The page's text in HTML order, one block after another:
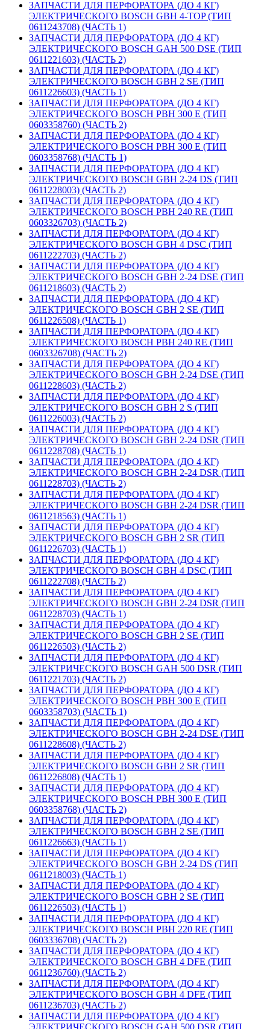
ЗАПЧАСТИ ДЛЯ ПЕРФОРАТОРА (ДО 4 КГ)
ЭЛЕКТРИЧЕСКОГО BOSCH GBH 4-TOP (ТИП
0611243708) (ЧАСТЬ 1)
ЗАПЧАСТИ ДЛЯ ПЕРФОРАТОРА (ДО 4 КГ)
ЭЛЕКТРИЧЕСКОГО BOSCH GAH 500 DSE (ТИП
0611221603) (ЧАСТЬ 2)
ЗАПЧАСТИ ДЛЯ ПЕРФОРАТОРА (ДО 4 КГ)
ЭЛЕКТРИЧЕСКОГО BOSCH GBH 2 SE (ТИП
0611226603) (ЧАСТЬ 1)
ЗАПЧАСТИ ДЛЯ ПЕРФОРАТОРА (ДО 4 КГ)
ЭЛЕКТРИЧЕСКОГО BOSCH PBH 300 E (ТИП
0603358760) (ЧАСТЬ 2)
ЗАПЧАСТИ ДЛЯ ПЕРФОРАТОРА (ДО 4 КГ)
ЭЛЕКТРИЧЕСКОГО BOSCH PBH 300 E (ТИП
0603358768) (ЧАСТЬ 1)
ЗАПЧАСТИ ДЛЯ ПЕРФОРАТОРА (ДО 4 КГ)
ЭЛЕКТРИЧЕСКОГО BOSCH GBH 2-24 DS (ТИП
0611228003) (ЧАСТЬ 2)
ЗАПЧАСТИ ДЛЯ ПЕРФОРАТОРА (ДО 4 КГ)
ЭЛЕКТРИЧЕСКОГО BOSCH PBH 240 RE (ТИП
0603326703) (ЧАСТЬ 2)
ЗАПЧАСТИ ДЛЯ ПЕРФОРАТОРА (ДО 4 КГ)
ЭЛЕКТРИЧЕСКОГО BOSCH GBH 4 DSC (ТИП
0611222703) (ЧАСТЬ 2)
ЗАПЧАСТИ ДЛЯ ПЕРФОРАТОРА (ДО 4 КГ)
ЭЛЕКТРИЧЕСКОГО BOSCH GBH 2-24 DSE (ТИП
0611218603) (ЧАСТЬ 2)
ЗАПЧАСТИ ДЛЯ ПЕРФОРАТОРА (ДО 4 КГ)
ЭЛЕКТРИЧЕСКОГО BOSCH GBH 2 SE (ТИП
0611226508) (ЧАСТЬ 1)
ЗАПЧАСТИ ДЛЯ ПЕРФОРАТОРА (ДО 4 КГ)
ЭЛЕКТРИЧЕСКОГО BOSCH PBH 240 RE (ТИП
0603326708) (ЧАСТЬ 2)
ЗАПЧАСТИ ДЛЯ ПЕРФОРАТОРА (ДО 4 КГ)
ЭЛЕКТРИЧЕСКОГО BOSCH GBH 2-24 DSE (ТИП
0611228603) (ЧАСТЬ 2)
ЗАПЧАСТИ ДЛЯ ПЕРФОРАТОРА (ДО 4 КГ)
ЭЛЕКТРИЧЕСКОГО BOSCH GBH 2 S (ТИП
0611226003) (ЧАСТЬ 2)
ЗАПЧАСТИ ДЛЯ ПЕРФОРАТОРА (ДО 4 КГ)
ЭЛЕКТРИЧЕСКОГО BOSCH GBH 2-24 DSR (ТИП
0611228708) (ЧАСТЬ 1)
ЗАПЧАСТИ ДЛЯ ПЕРФОРАТОРА (ДО 4 КГ)
ЭЛЕКТРИЧЕСКОГО BOSCH GBH 2-24 DSR (ТИП
0611228703) (ЧАСТЬ 2)
ЗАПЧАСТИ ДЛЯ ПЕРФОРАТОРА (ДО 4 КГ)
ЭЛЕКТРИЧЕСКОГО BOSCH GBH 2-24 DSR (ТИП
0611218563) (ЧАСТЬ 1)
ЗАПЧАСТИ ДЛЯ ПЕРФОРАТОРА (ДО 4 КГ)
ЭЛЕКТРИЧЕСКОГО BOSCH GBH 2 SR (ТИП
0611226703) (ЧАСТЬ 1)
ЗАПЧАСТИ ДЛЯ ПЕРФОРАТОРА (ДО 4 КГ)
ЭЛЕКТРИЧЕСКОГО BOSCH GBH 4 DSC (ТИП
0611222708) (ЧАСТЬ 2)
ЗАПЧАСТИ ДЛЯ ПЕРФОРАТОРА (ДО 4 КГ)
ЭЛЕКТРИЧЕСКОГО BOSCH GBH 2-24 DSR (ТИП
0611228703) (ЧАСТЬ 1)
ЗАПЧАСТИ ДЛЯ ПЕРФОРАТОРА (ДО 4 КГ)
ЭЛЕКТРИЧЕСКОГО BOSCH GBH 2 SE (ТИП
0611226503) (ЧАСТЬ 2)
ЗАПЧАСТИ ДЛЯ ПЕРФОРАТОРА (ДО 4 КГ)
ЭЛЕКТРИЧЕСКОГО BOSCH GAH 500 DSR (ТИП
0611221703) (ЧАСТЬ 2)
ЗАПЧАСТИ ДЛЯ ПЕРФОРАТОРА (ДО 4 КГ)
ЭЛЕКТРИЧЕСКОГО BOSCH PBH 300 E (ТИП
0603358703) (ЧАСТЬ 1)
ЗАПЧАСТИ ДЛЯ ПЕРФОРАТОРА (ДО 4 КГ)
ЭЛЕКТРИЧЕСКОГО BOSCH GBH 2-24 DSE (ТИП
0611228608) (ЧАСТЬ 2)
ЗАПЧАСТИ ДЛЯ ПЕРФОРАТОРА (ДО 4 КГ)
ЭЛЕКТРИЧЕСКОГО BOSCH GBH 2 SR (ТИП
0611226808) (ЧАСТЬ 1)
ЗАПЧАСТИ ДЛЯ ПЕРФОРАТОРА (ДО 4 КГ)
ЭЛЕКТРИЧЕСКОГО BOSCH PBH 300 E (ТИП
0603358768) (ЧАСТЬ 2)
ЗАПЧАСТИ ДЛЯ ПЕРФОРАТОРА (ДО 4 КГ)
ЭЛЕКТРИЧЕСКОГО BOSCH GBH 2 SE (ТИП
0611226663) (ЧАСТЬ 1)
ЗАПЧАСТИ ДЛЯ ПЕРФОРАТОРА (ДО 4 КГ)
ЭЛЕКТРИЧЕСКОГО BOSCH GBH 2-24 DS (ТИП
0611218003) (ЧАСТЬ 1)
ЗАПЧАСТИ ДЛЯ ПЕРФОРАТОРА (ДО 4 КГ)
ЭЛЕКТРИЧЕСКОГО BOSCH GBH 2 SE (ТИП
0611226503) (ЧАСТЬ 1)
ЗАПЧАСТИ ДЛЯ ПЕРФОРАТОРА (ДО 4 КГ)
ЭЛЕКТРИЧЕСКОГО BOSCH PBH 220 RE (ТИП
0603336708) (ЧАСТЬ 2)
ЗАПЧАСТИ ДЛЯ ПЕРФОРАТОРА (ДО 4 КГ)
ЭЛЕКТРИЧЕСКОГО BOSCH GBH 4 DFE (ТИП
0611236760) (ЧАСТЬ 2)
ЗАПЧАСТИ ДЛЯ ПЕРФОРАТОРА (ДО 4 КГ)
ЭЛЕКТРИЧЕСКОГО BOSCH GBH 4 DFE (ТИП
0611236703) (ЧАСТЬ 2)
ЗАПЧАСТИ ДЛЯ ПЕРФОРАТОРА (ДО 4 КГ)
ЭЛЕКТРИЧЕСКОГО BOSCH GAH 500 DSR (ТИП